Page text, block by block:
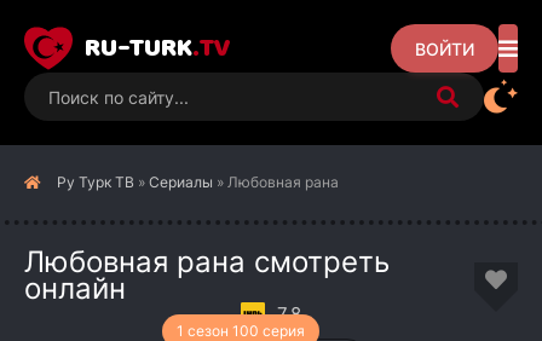
RU-TURK.TV ВОЙТИ
Ру Турк ТВ » Сериалы » Любовная рана
Любовная рана смотреть
онлайн
1 сезон 100 серия
7.8